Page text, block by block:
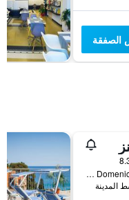
Via Domenico Brunenghi 124, فينالي ليغور, مقاطعة سافونا, إيطاليا